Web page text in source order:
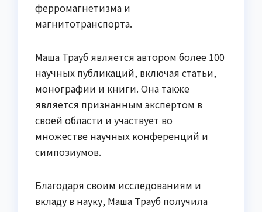
ферромагнетизма и
магнитотранспорта.
Маша Трауб является автором более 100
научных публикаций, включая статьи,
монографии и книги. Она также
является признанным экспертом в
своей области и участвует во
множестве научных конференций и
симпозиумов.
Благодаря своим исследованиям и
вкладу в науку, Маша Трауб получила